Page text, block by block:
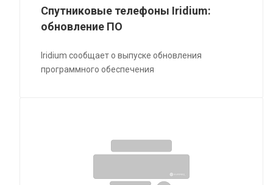
Спутниковые телефоны Iridium:
обновление ПО
Iridium сообщает о выпуске обновления
программного обеспечения